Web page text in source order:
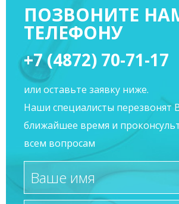
ПОЗВОНИТЕ
ТЕЛЕФОНУ
+7 (4872) 70-71-17
или оставьте заявку ниже.
Наши специалисты перезвонят
ближайшее время и
всем вопросам